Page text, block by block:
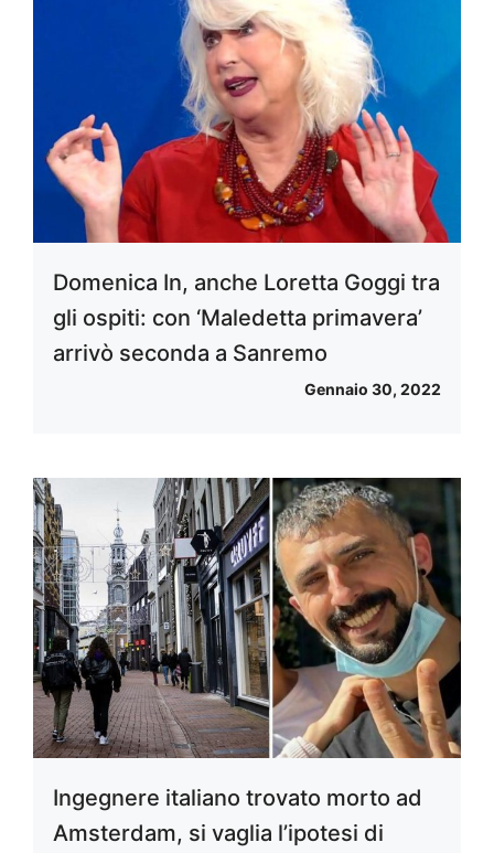
Domenica In, anche Loretta Goggi tra
gli ospiti: con ‘Maledetta primavera’
arrivò seconda a Sanremo
Gennaio 30, 2022
Ingegnere italiano trovato morto ad
Amsterdam, si vaglia l’ipotesi di